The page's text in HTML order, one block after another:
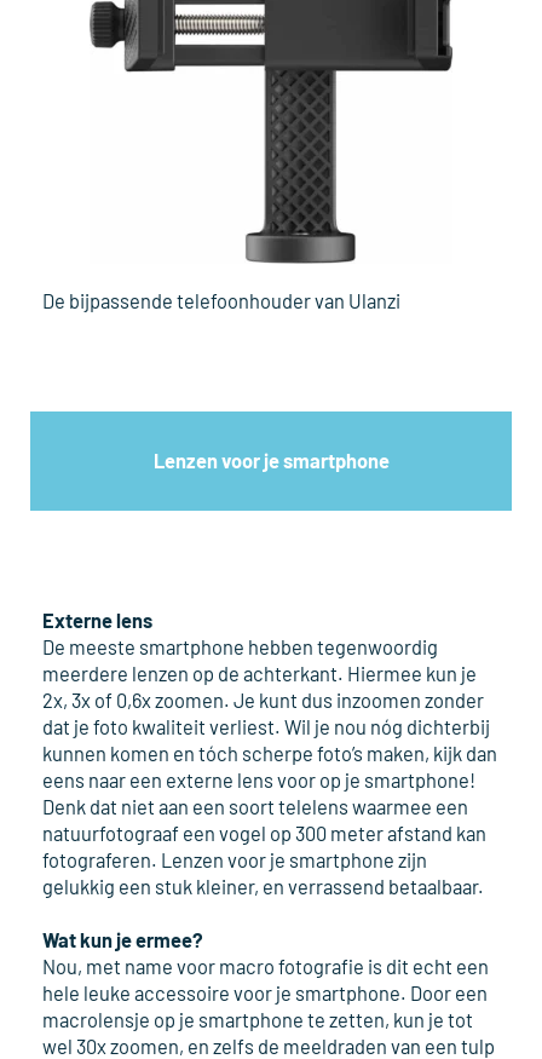
De bijpassende telefoonhouder van Ulanzi
Lenzen voor je smartphone
Externe lens
De meeste smartphone hebben tegenwoordig
meerdere lenzen op de achterkant. Hiermee kun je
2x, 3x of 0,6x zoomen. Je kunt dus inzoomen zonder
dat je foto kwaliteit verliest. Wil je nou nóg dichterbij
kunnen komen en tóch scherpe foto’s maken, kijk dan
eens naar een externe lens voor op je smartphone!
Denk dat niet aan een soort telelens waarmee een
natuurfotograaf een vogel op 300 meter afstand kan
fotograferen. Lenzen voor je smartphone zijn
gelukkig een stuk kleiner, en verrassend betaalbaar.
Wat kun je ermee?
Nou, met name voor macro fotografie is dit echt een
hele leuke accessoire voor je smartphone. Door een
macrolensje op je smartphone te zetten, kun je tot
wel 30x zoomen, en zelfs de meeldraden van een tulp